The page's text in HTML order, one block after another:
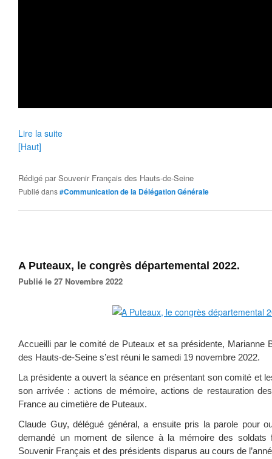
Lire la suite
[Haut]
Rédigé parSouvenir Français des Hauts-de-Seine
Publié dans#Communication de la Délégation Générale
A Puteaux, le congrès départemental 2022.
Publié le 27 Novembre 2022
Accueilli par le comité de Puteaux et sa présidente, Marianne
des Hauts-de-Seine s’est réuni le samedi 19 novembre 2022.
La présidente a ouvert la séance en présentant son comité et
son arrivée : actions de mémoire, actions de restauration
France au cimetière de Puteaux.
Claude Guy, délégué général, a ensuite pris la parole pour
demandé un moment de silence à la mémoire des soldats
Souvenir Français et des présidents disparus au cours de